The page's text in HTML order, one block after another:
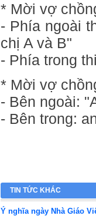
* Mời vợ
- Phía ngoài
chị A và B"
- Phía trong
* Mời vợ
- Bên ngoài:
- Bên trong:
TIN TỨC KHÁC
Ý nghĩa ngày Nhà Giáo